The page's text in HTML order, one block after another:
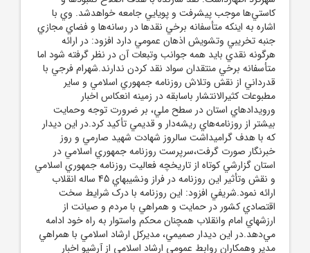
کاستي‌ها موجب پيشرفت و پويايي جامعه خواهدشد. وي با
اشاره به اينکه متأسفانه برخي نقدها در رسانه‌ها و فضاي مجازي
جنبه تخريبي وتشويش اذهان عمومي دارد افزود: در ارائه
هرگونه نقدي بايد همه جوانب وتبعات آن در نظر گرفته شود اما
متأسفانه برخي منتقدان سواد نقد کردن ندارند.شهرام فرجي با
قدرداني از نقش وتلاش روزنامه جمهوري اسلامي و ساير
مطبوعات کثيرالانتشار باسابقه در زمينه انعکاس اخبار
ورويدادهاي استان در سطح ملي، بر ضرورت توجه وحمايت
بيشتر از روزنامه‌هاي ريشه‌دار و قديمي تأکيد کرد.در اين ديدار
که با هدف گراميداشت سالروز شهادت شهيد صارمي و روز
خبرنگار صورت گرفت،سرپرست روزنامه جمهوري اسلامي در
استان گزارشي کوتاه از تاريخچه فعاليت روزنامه جمهوري اسلامي
و نقش وتأثير اين روزنامه در فراز ونشيبهاي 45 ساله انقلاب
ارائه نمود.شريفي افزود: اين روزنامه با درک شرايط سخت
اقتصادي کشور در حمايت و همراهي با مردم و صيانت از
ارزشهاي امام وانقلاب همچنان محکم واستوار به راه خود ادامه
مي‌دهد.در اين ديدار صميمي، مديرکل ارشاد اسلامي با همراهي
مدير وهمکاران روابط عمومي ارشاد اسلامي از آرشيو اخبار